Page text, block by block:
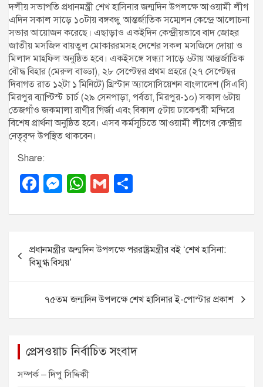
দলীয় সভাপতি প্রধানমন্ত্রী শেখ হাসিনার জন্মদিন উপলক্ষে আওয়ামী লীগ
এদিন সকাল সাড়ে ১০টায় বঙ্গবন্ধু আন্তর্জাতিক সম্মেলন কেন্দ্রে আলোচনা
সভার আয়োজন করেছে। এছাড়াও একইদিন কেন্দ্রীয়ভাবে বাদ জোহর
জাতীয় মসজিদ বায়তুল মোকাররমসহ দেশের সকল মসজিদে দোয়া ও
মিলাদ মাহফিল অনুষ্ঠিত হবে। একইসঙ্গে সন্ধ্যা সাড়ে ৬টায় আন্তর্জাতিক
বৌদ্ধ বিহার (মেরুল বাড্ডা), ২৮ সেপ্টেম্বর প্রথম প্রহরে (২৭ সেপ্টেম্বর
দিবাগত রাত ১২টা ১ মিনিটে) খ্রিস্টান অ্যাসোসিয়েশন বাংলাদেশ (সিএবি)
মিরপুর ব্যাপ্টিস্ট চার্চ (২৯ সেনপাড়া, পর্বতা, মিরপুর-১০) সকাল ৬টায়
তেজগাঁও জকমালা রাণীর গির্জা এবং বিকাল ৫টায় ঢাকেশ্বরী মন্দিরে
বিশেষ প্রার্থনা অনুষ্ঠিত হবে। এসব কর্মসূচিতে আওয়ামী লীগের কেন্দ্রীয়
নেতৃবৃন্দ উপস্থিত থাকবেন।
Share:
F
c
b
o
o
k
M
ss
n
g
er
W
at
s
A
p
p
G
ail ar
s
n
প্রধানমন্ত্রীর জন্মদিন উপলক্ষে পররাষ্ট্রমন্ত্রীর বই ‘শেখ হাসিনা:
বিমুগ্ধ বিস্ময়’
৭৫তম জন্মদিন উপলক্ষে শেখ হাসিনার ই-পোস্টার প্রকাশ
প্রেসওয়াচ নির্বাচিত সংবাদ
সম্পর্ক – দিপু সিদ্দিকী